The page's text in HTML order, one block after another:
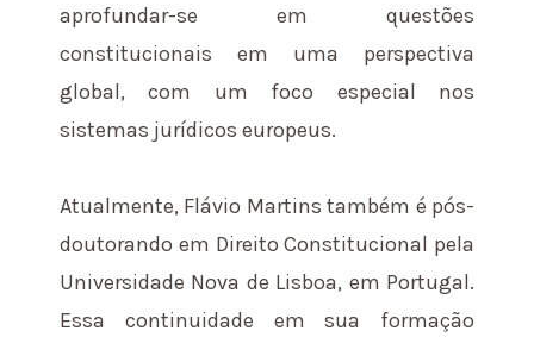
aprofundar-se em questões
constitucionais em uma perspectiva
global, com um foco especial nos
sistemas jurídicos europeus.
Atualmente, Flávio Martins também é pós-
doutorando em Direito Constitucional pela
Universidade Nova de Lisboa, em Portugal.
Essa continuidade em sua formação